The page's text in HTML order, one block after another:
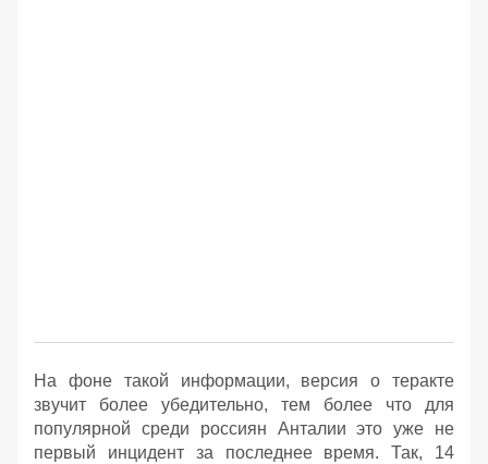
На фоне такой информации, версия о теракте
звучит более убедительно, тем более что для
популярной среди россиян Анталии это уже не
первый инцидент за последнее время. Так, 14